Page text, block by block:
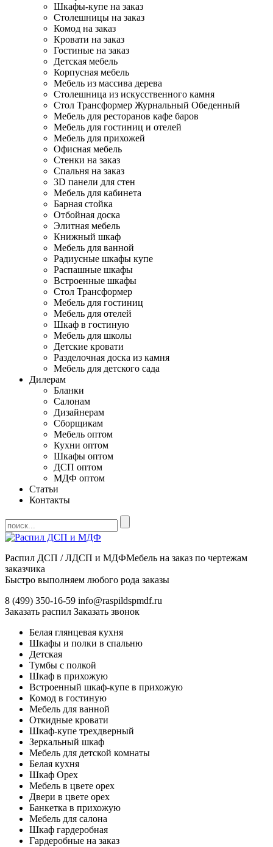
Шкафы-купе на заказ
Столешницы на заказ
Комод на заказ
Кровати на заказ
Гостиные на заказ
Детская мебель
Корпусная мебель
Мебель из массива дерева
Столешница из искусственного камня
Стол Трансформер Журнальный Обеденный
Мебель для ресторанов кафе баров
Мебель для гостиниц и отелей
Мебель для прихожей
Офисная мебель
Стенки на заказ
Спальня на заказ
3D панели для стен
Мебель для кабинета
Барная стойка
Отбойная доска
Элитная мебель
Книжный шкаф
Мебель для ванной
Радиусные шкафы купе
Распашные шкафы
Встроенные шкафы
Стол Трансформер
Мебель для гостиниц
Мебель для отелей
Шкаф в гостиную
Мебель для школы
Детские кровати
Разделочная доска из камня
Мебель для детского сада
Дилерам
Бланки
Салонам
Дизайнерам
Сборщикам
Мебель оптом
Кухни оптом
Шкафы оптом
ДСП оптом
МДФ оптом
Статьи
Контакты
Распил ДСП / ЛДСП и МДФМебель на заказ по чертежам
заказчика
Быстро выполняем любого рода заказы
8 (499) 350-16-59 info@raspildspmdf.ru
Заказать распил Заказать звонок
Белая глянцевая кухня
Шкафы и полки в спальню
Детская
Тумбы с полкой
Шкаф в прихожую
Встроенный шкаф-купе в прихожую
Комод в гостиную
Мебель для ванной
Откидные кровати
Шкаф-купе трехдверный
Зеркальный шкаф
Мебель для детской комнаты
Белая кухня
Шкаф Орех
Мебель в цвете орех
Двери в цвете орех
Банкетка в прихожую
Мебель для салона
Шкаф гардеробная
Гардеробные на заказ